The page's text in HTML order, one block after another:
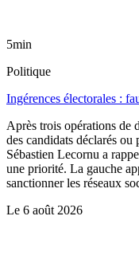
5min
Politique
Ingérences électorales :
Après trois opérations de
des candidats déclarés ou
Sébastien Lecornu a
une priorité. La gauche
sanctionner les réseaux
Le 6 août 2026